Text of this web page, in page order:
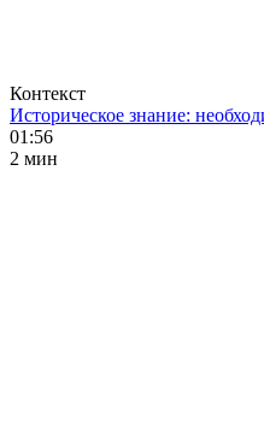
Контекст
Историческое знание:
01:56
2 мин